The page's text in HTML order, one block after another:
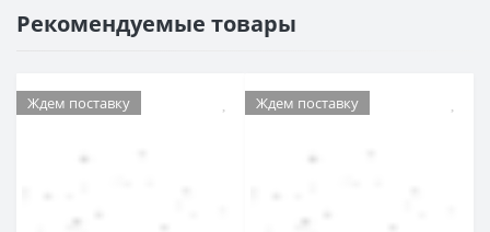
Рекомендуемые товары
Ждем поставку Ждем поставку